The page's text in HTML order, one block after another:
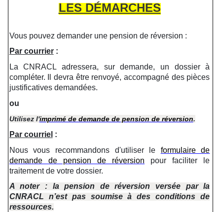
LES DÉMARCHES
Vous pouvez demander une pension de réversion :
Par courrier:
La CNRACL adressera, sur demande, un dossier à
compléter. Il devra être renvoyé, accompagné des pièces
justificatives demandées.
ou
Utilisez l'imprimé de demande de pension de réversion.
Par courriel :
Nous vous recommandons d'utiliser le formulaire de
demande de pension de réversion pour faciliter le
traitement de votre dossier.
A noter :la pension de réversion versée par la
CNRACL n’est pas soumise à des conditions de
ressources.